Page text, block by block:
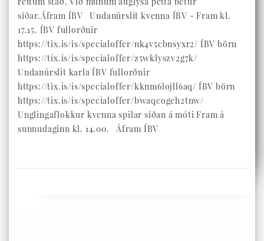
síðar.Áfram ÍBV Undanúrslit kvenna ÍBV - Fram kl.
17.15. ÍBV fullorðnir
https://tix.is/is/specialoffer/nk4v5cbnsyxr2/ ÍBV börn
https://tix.is/is/specialoffer/z5wklyszv2g7k/
Undanúrslit karla ÍBV fullorðnir
https://tix.is/is/specialoffer/kknm6lojll6aq/ ÍBV börn
https://tix.is/is/specialoffer/bwaqcogeh2tnw/
Unglingaflokkur kvenna spilar síðan á móti Fram á
sunnudaginn kl. 14.00. Áfram ÍBV